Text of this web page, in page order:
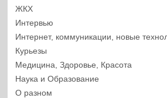
ЖКХ
Интервью
Интернет, коммуникации, новые
Курьезы
Медицина, Здоровье, Красота
Наука и Образование
О разном